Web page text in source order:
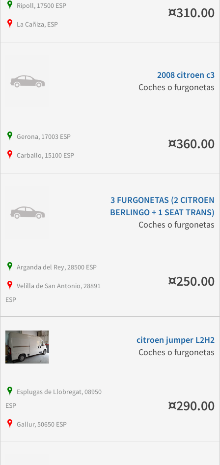
Ripoll, 17500 ESP
La Cañiza, ESP
¤310.00
2008 citroen c3
Coches o furgonetas
Gerona, 17003 ESP
Carballo, 15100 ESP
¤360.00
3 FURGONETAS (2 CITROEN
BERLINGO + 1 SEAT TRANS)
Coches o furgonetas
Arganda del Rey, 28500 ESP
Velilla de San Antonio, 28891
ESP
¤250.00
citroen jumper L2H2
Coches o furgonetas
Esplugas de Llobregat, 08950
ESP
Gallur, 50650 ESP
¤290.00